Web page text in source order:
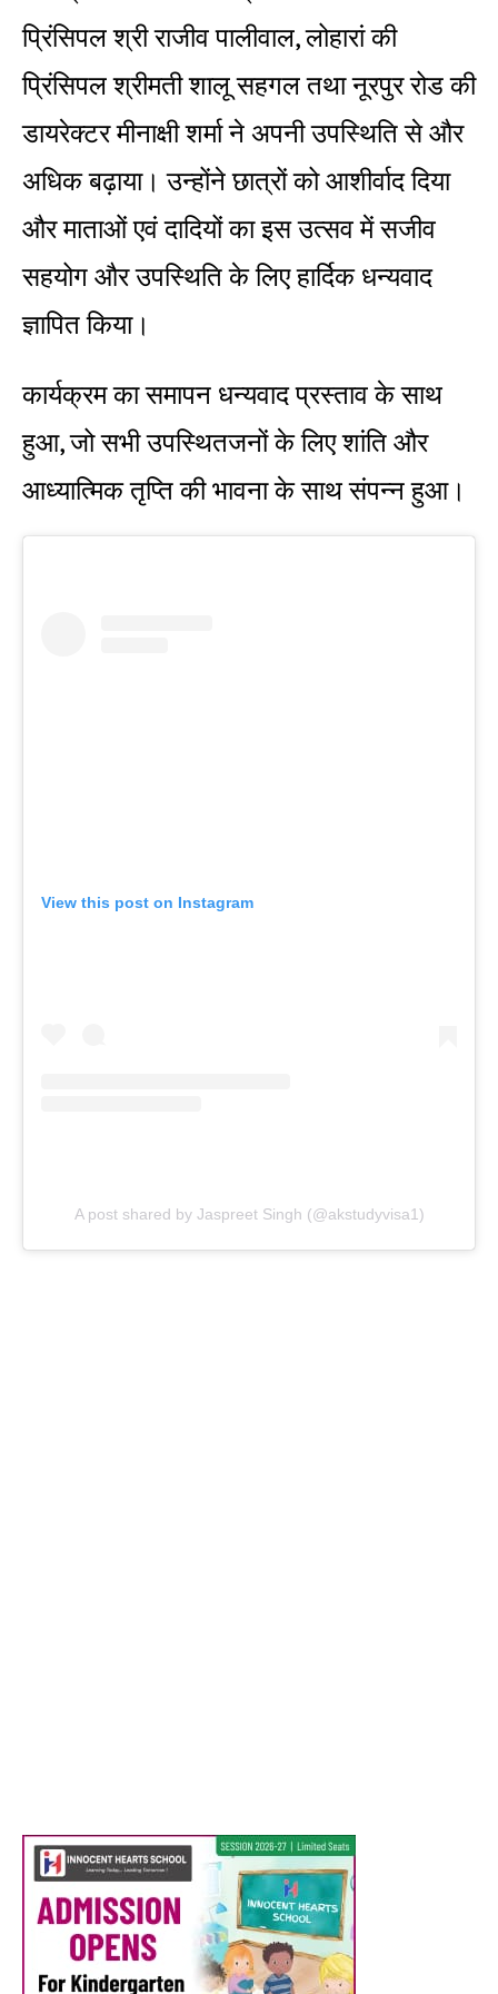
प्रिंसिपल श्री राजीव पालीवाल, लोहारां की
प्रिंसिपल श्रीमती शालू सहगल तथा नूरपुर रोड की
डायरेक्टर मीनाक्षी शर्मा ने अपनी उपस्थिति से और
अधिक बढ़ाया। उन्होंने छात्रों को आशीर्वाद दिया
और माताओं एवं दादियों का इस उत्सव में सजीव
सहयोग और उपस्थिति के लिए हार्दिक धन्यवाद
ज्ञापित किया।
कार्यक्रम का समापन धन्यवाद प्रस्ताव के साथ
हुआ, जो सभी उपस्थितजनों के लिए शांति और
आध्यात्मिक तृप्ति की भावना के साथ संपन्न हुआ।
View this post on Instagram
A post shared by Jaspreet Singh (@akstudyvisa1)